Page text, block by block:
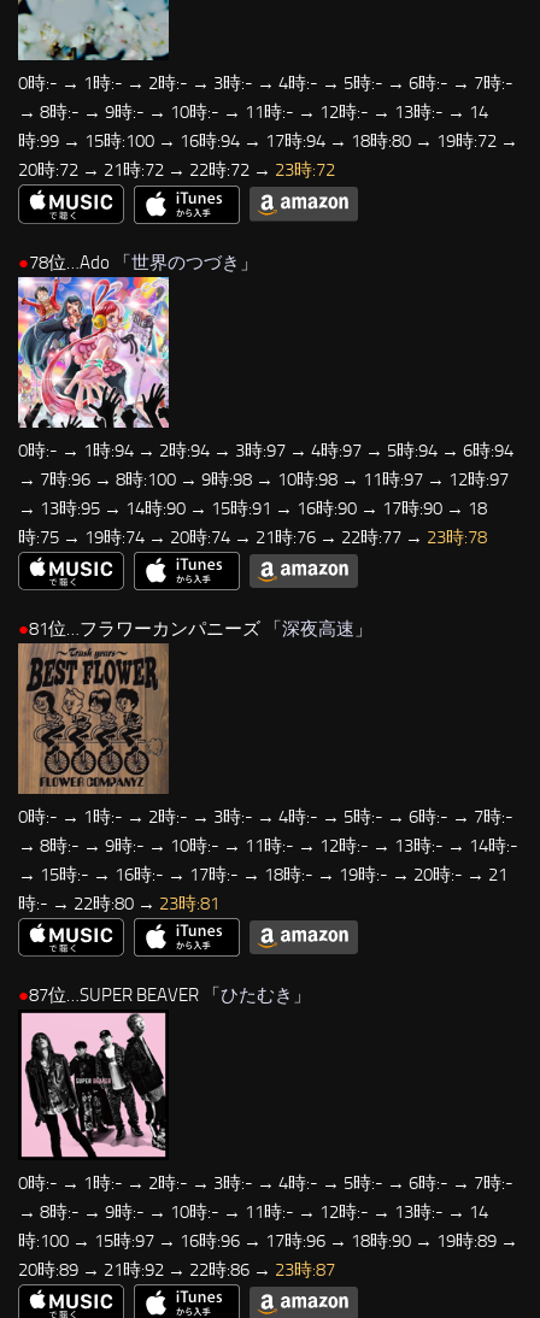
0時:- → 1時:- → 2時:- → 3時:- → 4時:- → 5時:- → 6時:- → 7時:-
→ 8時:- → 9時:- → 10時:- → 11時:- → 12時:- → 13時:- → 14
時:99 → 15時:100 → 16時:94 → 17時:94 → 18時:80 → 19時:72 →
20時:72 → 21時:72 → 22時:72 → 23時:72
●78位…Ado 「世界のつづき 」
0時:- → 1時:94 → 2時:94 → 3時:97 → 4時:97 → 5時:94 → 6時:94
→ 7時:96 → 8時:100 → 9時:98 → 10時:98 → 11時:97 → 12時:97
→ 13時:95 → 14時:90 → 15時:91 → 16時:90 → 17時:90 → 18
時:75 → 19時:74 → 20時:74 → 21時:76 → 22時:77 → 23時:78
●81位…フラワーカンパニーズ 「深夜高速 」
0時:- → 1時:- → 2時:- → 3時:- → 4時:- → 5時:- → 6時:- → 7時:-
→ 8時:- → 9時:- → 10時:- → 11時:- → 12時:- → 13時:- → 14時:-
→ 15時:- → 16時:- → 17時:- → 18時:- → 19時:- → 20時:- → 21
時:- → 22時:80 → 23時:81
●87位…SUPER BEAVER 「ひたむき 」
0時:- → 1時:- → 2時:- → 3時:- → 4時:- → 5時:- → 6時:- → 7時:-
→ 8時:- → 9時:- → 10時:- → 11時:- → 12時:- → 13時:- → 14
時:100 → 15時:97 → 16時:96 → 17時:96 → 18時:90 → 19時:89 →
20時:89 → 21時:92 → 22時:86 → 23時:87